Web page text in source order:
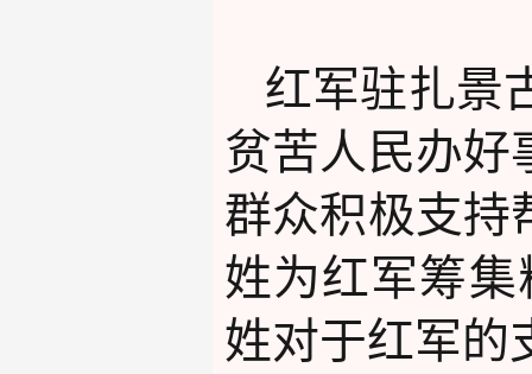
红军驻扎景
贫苦人民办好
群众积极支持
姓为红军筹
姓对于红军的